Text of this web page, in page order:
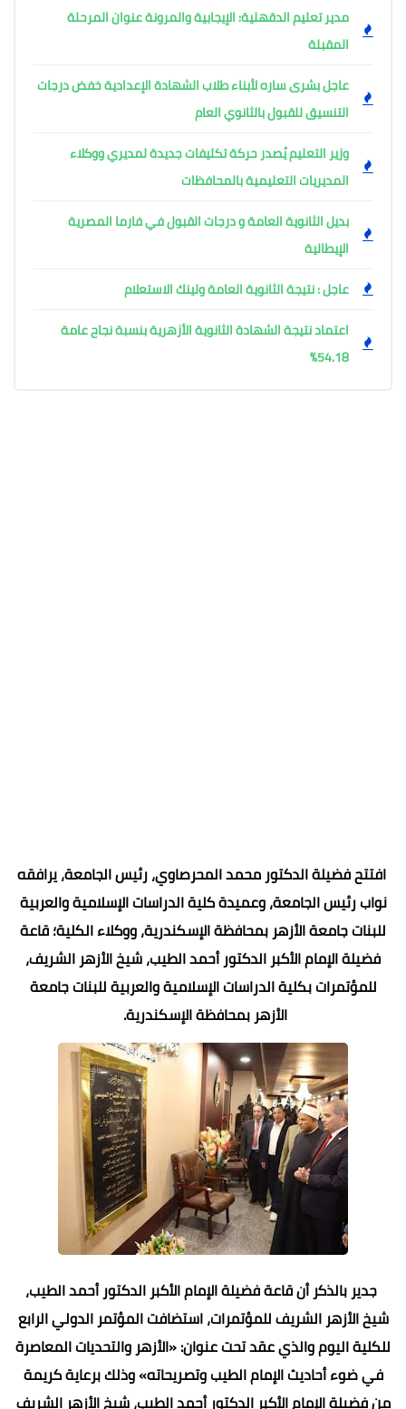
مدير تعليم الدقهلية: الإيجابية والمرونة عنوان المرحلة
المقبلة
عاجل بشرى ساره لأبناء طلاب الشهادة الإعدادية خفض درجات
التنسيق للقبول بالثانوي العام
وزير التعليم يُصدر حركة تكليفات جديدة لمديري ووكلاء
المديريات التعليمية بالمحافظات
بديل الثانوية العامة و درجات القبول في فارما المصرية
الإيطالية
عاجل : نتيجة الثانوية العامة ولينك الاستعلام
اعتماد نتيجة الشهادة الثانوية الأزهرية بنسبة نجاح عامة
54.18%
افتتح فضيلة الدكتور محمد المحرصاوي، رئيس الجامعة، يرافقه
نواب رئيس الجامعة، وعميدة كلية الدراسات الإسلامية والعربية
للبنات جامعة الأزهر بمحافظة الإسكندرية، ووكلاء الكلية؛ قاعة
فضيلة الإمام الأكبر الدكتور أحمد الطيب، شيخ الأزهر الشريف،
للمؤتمرات بكلية الدراسات الإسلامية والعربية للبنات جامعة
الأزهر بمحافظة الإسكندرية.
جدير بالذكر أن قاعة فضيلة الإمام الأكبر الدكتور أحمد الطيب،
شيخ الأزهر الشريف للمؤتمرات، استضافت المؤتمر الدولي الرابع
للكلية اليوم والذي عقد تحت عنوان: «الأزهر والتحديات المعاصرة
في ضوء أحاديث الإمام الطيب وتصريحاته» وذلك برعاية كريمة
من فضيلة الإمام الأكبر الدكتور أحمد الطيب، شيخ الأزهر الشريف